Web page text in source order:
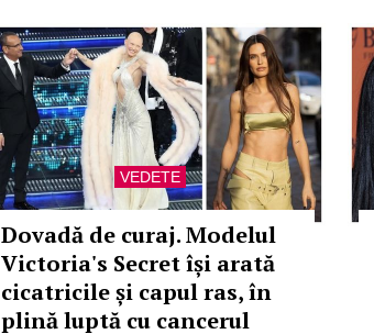
VEDETE
Dovadă de curaj. Modelul
Victoria's Secret își arată
cicatricile și capul ras, în
plină luptă cu cancerul